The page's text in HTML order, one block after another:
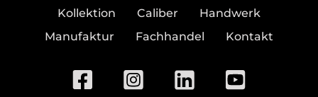
Kollektion Caliber
Handwerk
Manufaktur
Fachhandel Kontakt